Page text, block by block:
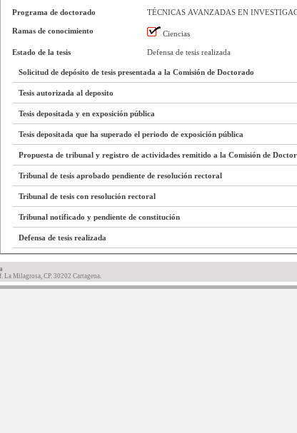
Programa de doctorado TÉCNICAS AVANZADAS EN
Ramas de conocimiento Ciencias
Estado de la tesis Defensa de tesis realizada
Solicitud de depósito de tesis presentada a la Comisión de Doctorado
Tesis autorizada al deposito
Tesis depositada y en exposición pública
Tesis depositada que ha superado el periodo de exposición pública
Propuesta de tribunal y registro de actividades remitido a la Comisión de
Tribunal de tesis aprobado pendiente de resolución rectoral
Tribunal de tesis con resolución rectoral
Tribunal notificado y pendiente de constitución
Defensa de tesis realizada
Milagrosa, CP. 30202 Cartagena.